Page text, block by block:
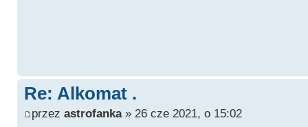
Re: Alkomat .
przez astrofanka» 26 cze 2021, o 15:02